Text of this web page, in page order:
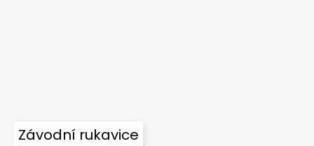
Závodní rukavice